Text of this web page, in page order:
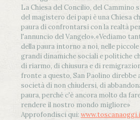
La Chiesa del Concilio, del Cammino
del magistero dei papi è una Chiesa
paura di confrontarsi con la realtà
l'annuncio del Vangelo».«Vediamo
della paura intorno a noi, nelle piccole
grandi dinamiche sociali e politiche
di riarmo, di chiusura e di
fronte a questo, San Paolino direbbe
società di non chiudersi, di
paura, perché c'è ancora molto da
rendere il nostro mondo migliore»
Approfondisci qui: